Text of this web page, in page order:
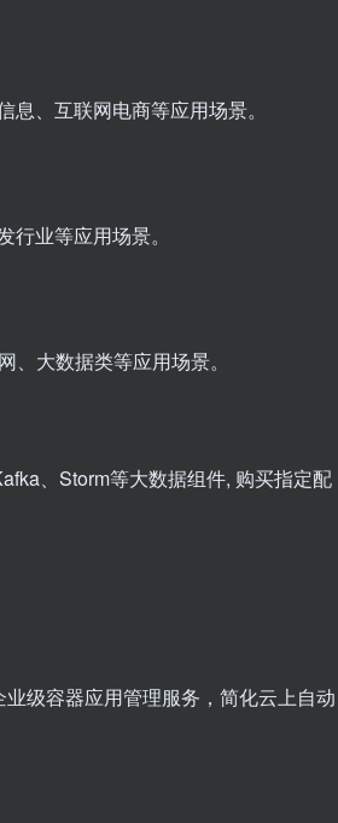
、互联网电商等应用场景。
业等应用场景。
大数据类等应用场景。
、Storm等大数据组件, 购买指定配
级容器应用管理服务，简化云上自动